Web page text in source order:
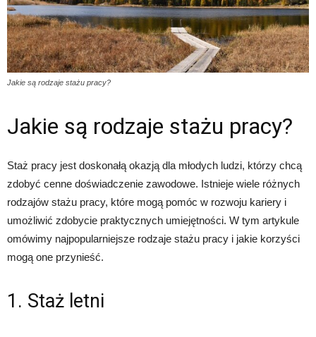
Jakie są rodzaje stażu pracy?
Jakie są rodzaje stażu pracy?
Staż pracy jest doskonałą okazją dla młodych ludzi, którzy chcą
zdobyć cenne doświadczenie zawodowe. Istnieje wiele różnych
rodzajów stażu pracy, które mogą pomóc w rozwoju kariery i
umożliwić zdobycie praktycznych umiejętności. W tym artykule
omówimy najpopularniejsze rodzaje stażu pracy i jakie korzyści
mogą one przynieść.
1. Staż letni